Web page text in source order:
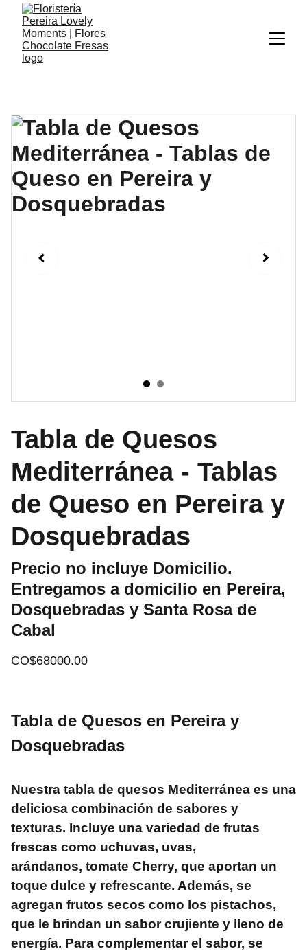
Tabla de Quesos
Mediterránea - Tablas
de Queso en Pereira y
Dosquebradas
Precio no incluye Domicilio.
Entregamos a domicilio en Pereira,
Dosquebradas y Santa Rosa de
Cabal
CO$68000.00
Tabla de Quesos en Pereira y
Dosquebradas
Nuestra tabla de quesos Mediterránea es una
deliciosa combinación de sabores y
texturas. Incluye una variedad de frutas
frescas como uchuvas, uvas,
arándanos, tomate Cherry, que aportan un
toque dulce y refrescante. Además, se
agregan frutos secos como los pistachos,
que le brindan un sabor crujiente y lleno de
energía. Para complementar el sabor, se